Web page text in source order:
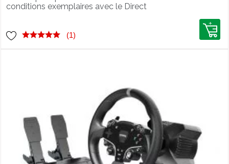
conditions exemplaires avec le Direct
(1)